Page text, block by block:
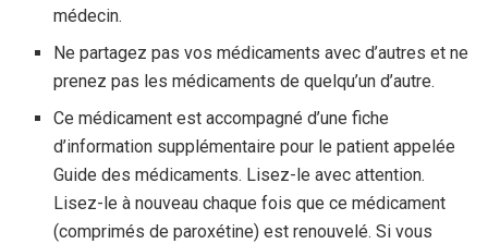
médecin.
Ne partagez pas vos médicaments avec d’autres et ne
prenez pas les médicaments de quelqu’un d’autre.
Ce médicament est accompagné d’une fiche
d’information supplémentaire pour le patient appelée
Guide des médicaments. Lisez-le avec attention.
Lisez-le à nouveau chaque fois que ce médicament
(comprimés de paroxétine) est renouvelé. Si vous